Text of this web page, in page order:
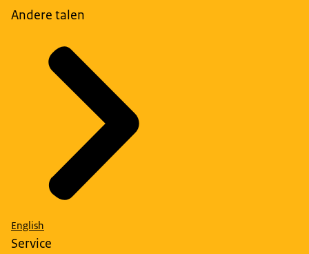
Andere talen
English
Service